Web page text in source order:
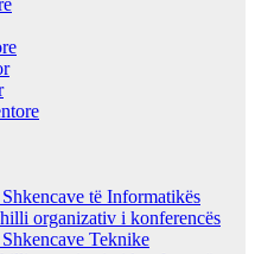
të Informatikës
organizativ i konferencës
Teknike